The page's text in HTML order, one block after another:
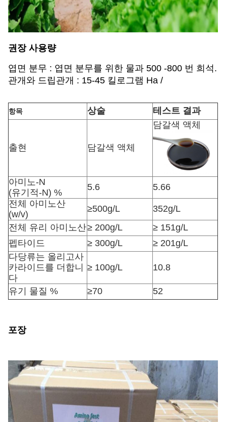
권장 사용량
엽면 분무 : 엽면 분무를 위한 물과 500 -800 번 희석.
관개와 드립관개 : 15-45 킬로그램 Ha /
항목 상술 테스트 결과
출현 담갈색 액체
담갈색 액체
아미노-N
(유기적-N) %
5.6
5.66
전체 아미노산
(w/v)
≥500g/L
352g/L
전체 유리 아미노산≥ 200g/L
≥ 151g/L
펩타이드
≥ 300g/L
≥ 201g/L
다당류는 올리고사
카라이드를 더합니
다
≥ 100g/L 10.8
유기 물질 % ≥70 52
포장